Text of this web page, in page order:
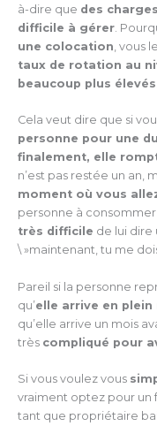
à-dire que des
difficile à gérer.
une colocation, vous
taux de rotation au
beaucoup plus élevés
Cela veut dire que si
personne pour une
finalement, elle
n’est pas restée un an,
moment où vous
personne à
très difficile de lui dire
\ »maintenant, tu me
Pareil si la personne
qu’elle arrive en plein
qu’elle arrive un mois
très compliqué pour
Si vous voulez vous
vraiment optez pour un
tant que propriétaire